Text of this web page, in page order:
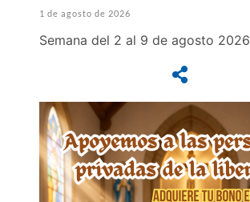
1 de agosto de 2026
Semana del 2 al 9 de agosto 2026